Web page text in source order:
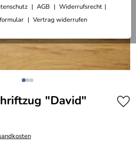
AGB
Widerrufsrecht
Vertrag widerrufen
"David"